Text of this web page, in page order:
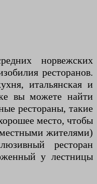
норвежских
ресторанов.
итальянская и
вы можете найти
рестораны, такие
место, чтобы
местными жителями)
ресторан
у лестницы